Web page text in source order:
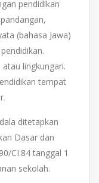
pendidikan
(bahasa Jawa)
lingkungan.
tempat
ditetapkan
Dasar dan
CI.84 tanggal 1
sekolah.